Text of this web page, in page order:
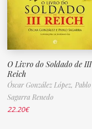
O Livro do Soldado de III
Reich
Óscar González López, Pablo
Sagarra Renedo
22.20€